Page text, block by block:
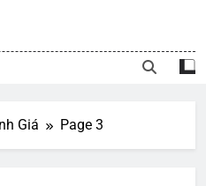
Giá Page 3